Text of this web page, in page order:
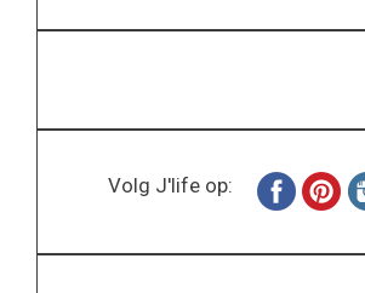
Volg J'life op: